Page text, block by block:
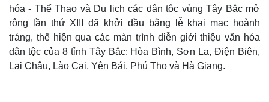
hóa - Thể Thao và Du lịch các dân tộc vùng Tây Bắc mở
rộng lần thứ XIII đã khởi đầu bằng lễ khai mạc hoành
tráng, thể hiện qua các màn trình diễn giới thiệu văn hóa
dân tộc của 8 tỉnh Tây Bắc: Hòa Bình, Sơn La, Điện Biên,
Lai Châu, Lào Cai, Yên Bái, Phú Thọ và Hà Giang.